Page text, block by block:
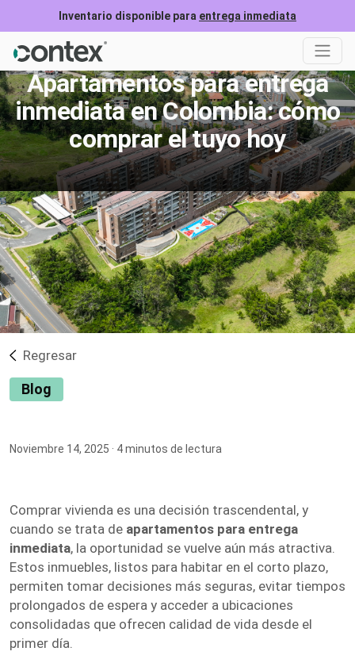
Inventario disponible para entrega inmediata
Apartamentos para entrega
inmediata en Colombia: cómo
comprar el tuyo hoy
Regresar
Blog
Noviembre 14, 2025 · 4 minutos de lectura
Comprar vivienda es una decisión trascendental, y
cuando se trata de apartamentos para entrega
inmediata, la oportunidad se vuelve aún más atractiva.
Estos inmuebles, listos para habitar en el corto plazo,
permiten tomar decisiones más seguras, evitar tiempos
prolongados de espera y acceder a ubicaciones
consolidadas que ofrecen calidad de vida desde el
primer día.